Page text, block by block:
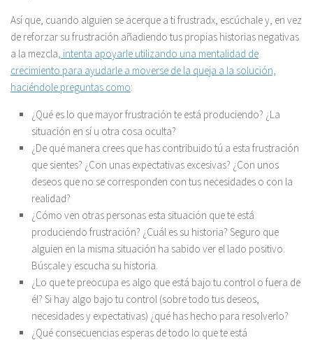
Así que, cuando alguien se acerque a ti frustradx, escúchale y, en vez
de reforzar su frustración añadiendo tus propias historias negativas
a la mezcla , intenta apoyarle utilizando una mentalidad de
crecimiento para ayudarle a moverse de la queja a la solución,
haciéndole preguntas como:
¿Qué es lo que mayor frustración te está produciendo? ¿La
situación en sí u otra cosa oculta?
¿De qué manera crees que has contribuido tú a esta frustración
que sientes? ¿Con unas expectativas excesivas? ¿Con unos
deseos que no se corresponden con tus necesidades o con la
realidad?
¿Cómo ven otras personas esta situación que te está
produciendo frustración? ¿Cuál es su historia? Seguro que
alguien en la misma situación ha sabido ver el lado positivo.
Búscale y escucha su historia.
¿Lo que te preocupa es algo que está bajo tu control o fuera de
él? Si hay algo bajo tu control (sobre todo tus deseos,
necesidades y expectativas) ¿qué has hecho para resolverlo?
¿Qué consecuencias esperas de todo lo que te está